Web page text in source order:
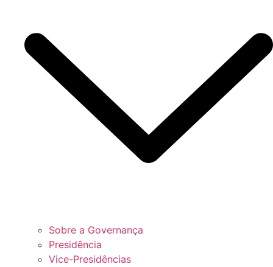
Sobre a Governança
Presidência
Vice-Presidências